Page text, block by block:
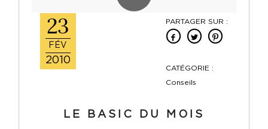
23
FÉV
2010
PARTAGER SUR :
CATÉGORIE :
Conseils
LE BASIC DU MOIS